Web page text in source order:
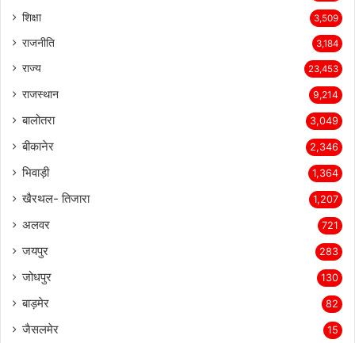
शिक्षा 3,509
राजनीति 3,184
राज्य 23,453
राजस्थान 9,214
बालोतरा 3,049
बीकानेर 2,346
भिवाड़ी 1,364
खैरथल- तिजारा 1,207
अलवर 721
जयपुर 283
जोधपुर 130
बाड़मेर 82
जैसलमेर 15